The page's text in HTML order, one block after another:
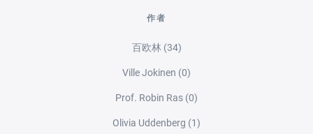
作者
百欧林 (34)
Ville Jokinen (0)
Prof. Robin Ras (0)
Olivia Uddenberg (1)